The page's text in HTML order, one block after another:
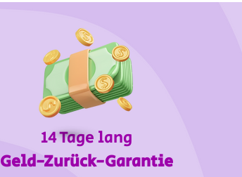
14 Tage lang
Geld-Zurück-Garantie